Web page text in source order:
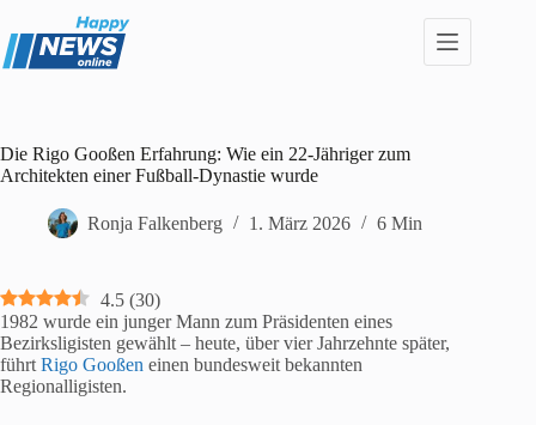
Inhalt
springen
Die Rigo Gooßen Erfahrung: Wie ein 22-Jähriger zum
Architekten einer Fußball-Dynastie wurde
Ronja Falkenberg 1. März 2026 6 Min
4.5 (30)
1982 wurde ein junger Mann zum Präsidenten eines
Bezirksligisten gewählt – heute, über vier Jahrzehnte später,
führt Rigo Gooßen einen bundesweit bekannten
Regionalligisten.